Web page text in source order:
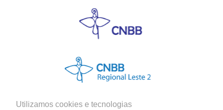
Utilizamos cookies e tecnologias